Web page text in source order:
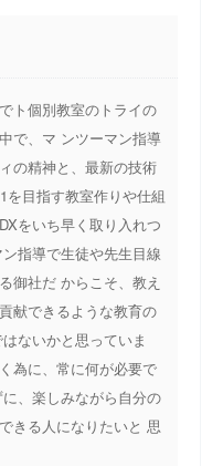
ト個別教室のトライの
で、マ ンツーマン指導
の精神と、最新の技術
目指す教室作りや仕組
をいち早く取り入れつ
指導で生徒や先生目線
御社だ からこそ、教え
献できるような教育の
ないかと思っていま
為に、常に何が必要で
、楽しみながら自分の
きる人になりたいと 思